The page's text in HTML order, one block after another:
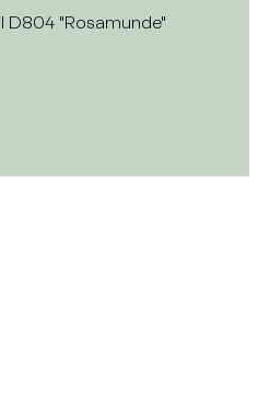
D804 "Rosamunde"